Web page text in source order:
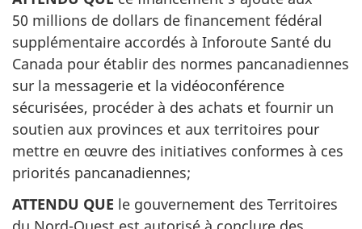
50 millions de dollars de financement fédéral
supplémentaire accordés à Inforoute Santé du
Canada pour établir des normes pancanadiennes
sur la messagerie et la vidéoconférence
sécurisées, procéder à des achats et fournir un
soutien aux provinces et aux territoires pour
mettre en œuvre des initiatives conformes à ces
priorités pancanadiennes;
ATTENDU QUE le gouvernement des Territoires